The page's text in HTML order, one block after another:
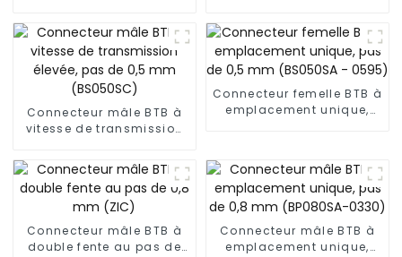
Connecteur mâle BTB à
vitesse de transmission
(BS050SC)
Connecteur femelle BTB à
emplacement unique,
Connecteur mâle BTB à
double fente au pas de
Connecteur mâle BTB à
emplacement unique,